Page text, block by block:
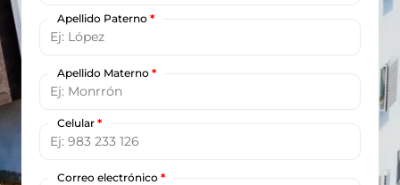
Apellido Paterno *
Apellido Materno *
Celular *
Correo electrónico *